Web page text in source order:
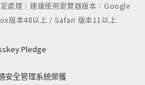
處理｜建議使用瀏覽器版本：Google
版本48以上 / Safari 版本11以上
Pledge
安全管理系統榮獲